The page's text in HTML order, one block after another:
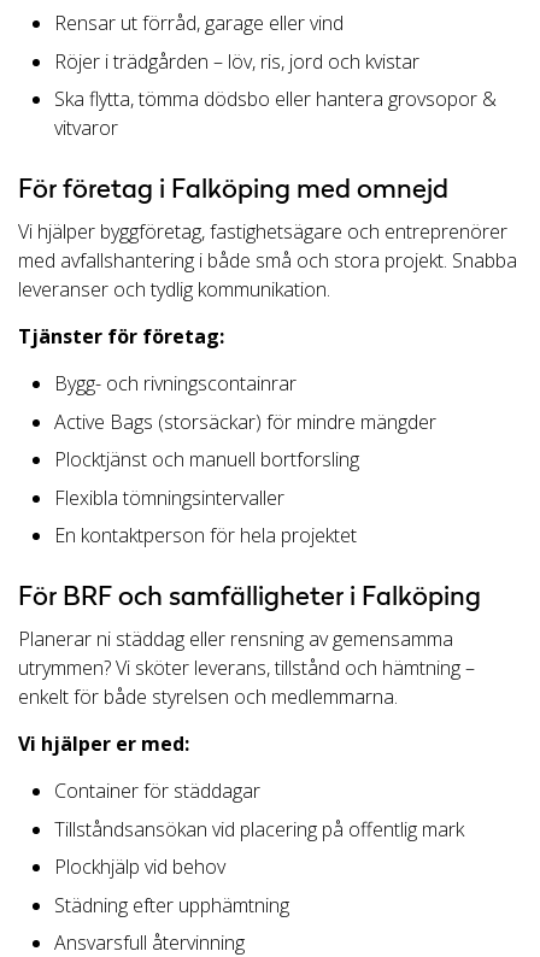
Rensar ut förråd, garage eller vind
Röjer i trädgården – löv, ris, jord och kvistar
Ska flytta, tömma dödsbo eller hantera grovsopor &
vitvaror
För företag i Falköping med omnejd
Vi hjälper byggföretag, fastighetsägare och entreprenörer
med avfallshantering i både små och stora projekt. Snabba
leveranser och tydlig kommunikation.
Tjänster för företag:
Bygg- och rivningscontainrar
Active Bags (storsäckar) för mindre mängder
Plocktjänst och manuell bortforsling
Flexibla tömningsintervaller
En kontaktperson för hela projektet
För BRF och samfälligheter i Falköping
Planerar ni städdag eller rensning av gemensamma
utrymmen? Vi sköter leverans, tillstånd och hämtning –
enkelt för både styrelsen och medlemmarna.
Vi hjälper er med:
Container för städdagar
Tillståndsansökan vid placering på offentlig mark
Plockhjälp vid behov
Städning efter upphämtning
Ansvarsfull återvinning